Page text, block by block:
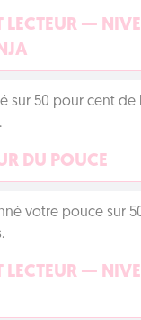
LECTEUR —
sur 50 pour cent de
DU POUCE
votre pouce sur
LECTEUR —